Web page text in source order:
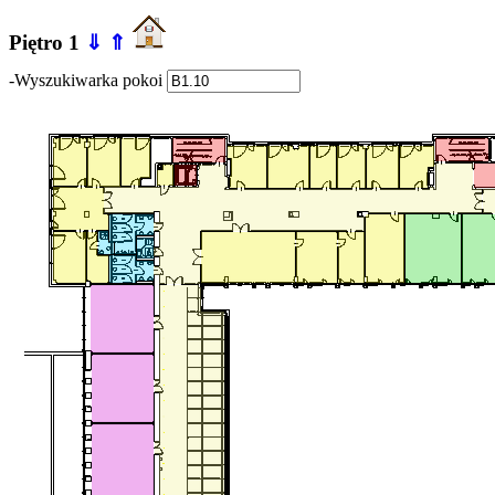
Piętro 1 ⇓ ⇑
-Wyszukiwarka pokoi